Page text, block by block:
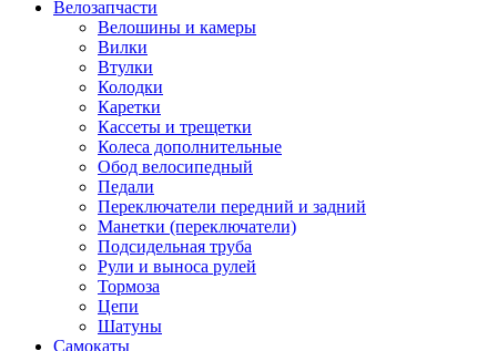
Велозапчасти
Велошины и камеры
Вилки
Втулки
Колодки
Каретки
Кассеты и трещетки
Колеса дополнительные
Обод велосипедный
Педали
Переключатели передний и задний
Манетки (переключатели)
Подсидельная труба
Рули и выноса рулей
Тормоза
Цепи
Шатуны
Самокаты